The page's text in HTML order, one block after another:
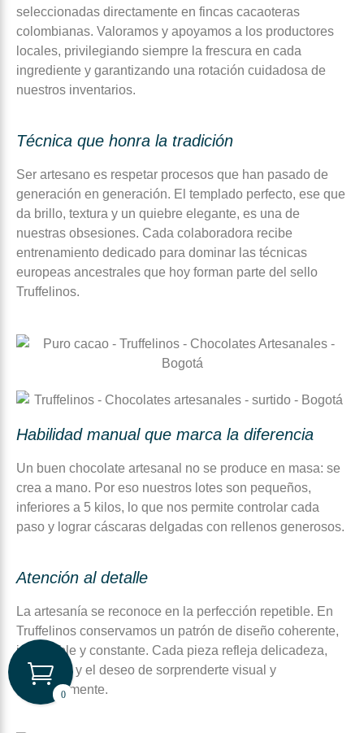
seleccionadas directamente en fincas cacaoteras
colombianas. Valoramos y apoyamos a los productores
locales, privilegiando siempre la frescura en cada
ingrediente y garantizando una rotación cuidadosa de
nuestros inventarios.
Técnica que honra la tradición
Ser artesano es respetar procesos que han pasado de
generación en generación. El templado perfecto, ese que
da brillo, textura y un quiebre elegante, es una de
nuestras obsesiones. Cada colaboradora recibe
entrenamiento dedicado para dominar las técnicas
europeas ancestrales que hoy forman parte del sello
Truffelinos.
Habilidad manual que marca la diferencia
Un buen chocolate artesanal no se produce en masa: se
crea a mano. Por eso nuestros lotes son pequeños,
inferiores a 5 kilos, lo que nos permite controlar cada
paso y lograr cáscaras delgadas con rellenos generosos.
Atención al detalle
La artesanía se reconoce en la perfección repetible. En
Truffelinos conservamos un patrón de diseño coherente,
impecable y constante. Cada pieza refleja delicadeza,
paciencia y el deseo de sorprenderte visual y
sensorialmente.
0